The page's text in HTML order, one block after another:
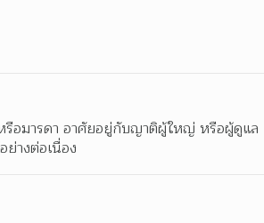
อมารดา อาศัยอยู่กับญาติผู้ใหญ่ หรือผู้ดูแล
างต่อเนื่อง